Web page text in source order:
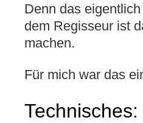
Denn das
dem Regisseur ist
machen.
Für mich war das
Technisches: